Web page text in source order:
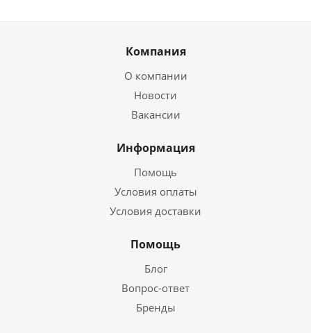
Компания
О компании
Новости
Вакансии
Информация
Помощь
Условия оплаты
Условия доставки
Помощь
Блог
Вопрос-ответ
Бренды